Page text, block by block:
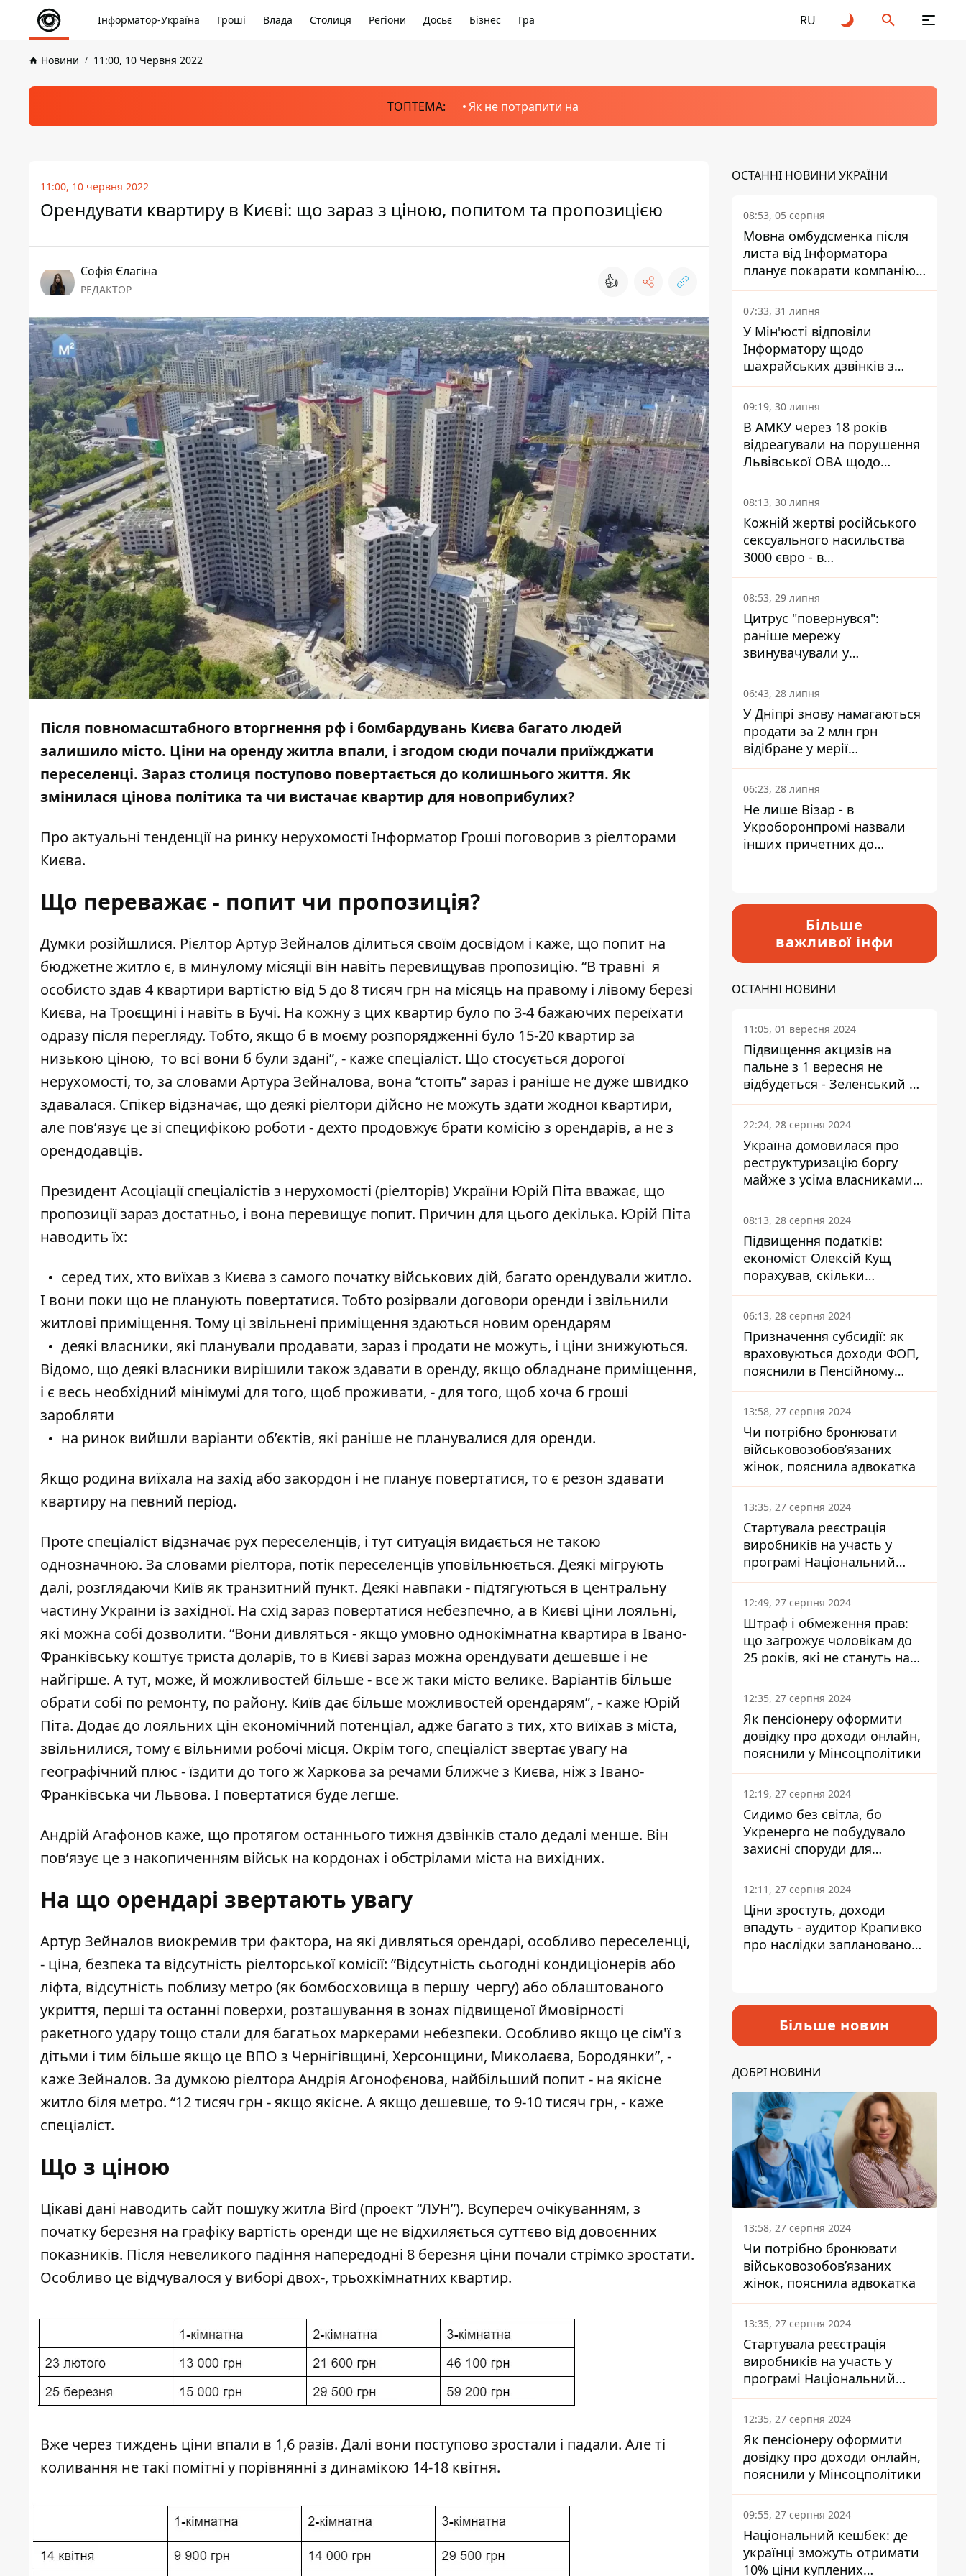
Інформатор-Україна Гроші Влада Столиця Регіони Досьє Бізнес Гра RU
Новини 11:00, 10 Червня 2022
ТОПТЕМА: Як не потрапити на
11:00, 10 червня 2022
Орендувати квартиру в Києві: що зараз з ціною, попитом та пропозицією
Софія Єлагіна
РЕДАКТОР 👍
Після повномасштабного вторгнення рф і бомбардувань Києва багато людей
залишило місто. Ціни на оренду житла впали, і згодом сюди почали приїжджати
переселенці. Зараз столиця поступово повертається до колишнього життя. Як
змінилася цінова політика та чи вистачає квартир для новоприбулих?
Про актуальні тенденції на ринку нерухомості Інформатор Гроші поговорив з ріелторами
Києва.
Що переважає - попит чи пропозиція?
Думки розійшлися. Рієлтор Артур Зейналов ділиться своїм досвідом і каже, що попит на
бюджетне житло є, в минулому місяціі він навіть перевищував пропозицію. “В травні я
особисто здав 4 квартири вартістю від 5 до 8 тисяч грн на місяць на правому і лівому березі
Києва, на Троєщині і навіть в Бучі. На кожну з цих квартир було по 3-4 бажаючих переїхати
одразу після перегляду. Тобто, якщо б в моєму розпорядженні було 15-20 квартир за
низькою ціною, то всі вони б були здані”, - каже спеціаліст. Що стосується дорогої
нерухомості, то, за словами Артура Зейналова, вона “стоїть” зараз і раніше не дуже швидко
здавалася. Спікер відзначає, що деякі ріелтори дійсно не можуть здати жодної квартири,
але пов’язує це зі специфікою роботи - дехто продовжує брати комісію з орендарів, а не з
орендодавців.
Президент Асоціації спеціалістів з нерухомості (ріелторів) України Юрій Піта вважає, що
пропозиції зараз достатньо, і вона перевищує попит. Причин для цього декілька. Юрій Піта
наводить їх:
серед тих, хто виїхав з Києва з самого початку військових дій, багато орендували житло.
І вони поки що не планують повертатися. Тобто розірвали договори оренди і звільнили
житлові приміщення. Тому ці звільнені приміщення здаються новим орендарям
деякі власники, які планували продавати, зараз і продати не можуть, і ціни знижуються.
Відомо, що деякі власники вирішили також здавати в оренду, якщо обладнане приміщення,
і є весь необхідний мінімумі для того, щоб проживати, - для того, щоб хоча б гроші
заробляти
на ринок вийшли варіанти об’єктів, які раніше не планувалися для оренди.
Якщо родина виїхала на захід або закордон і не планує повертатися, то є резон здавати
квартиру на певний період.
Проте спеціаліст відзначає рух переселенців, і тут ситуація видається не такою
однозначною. За словами ріелтора, потік переселенців уповільнюється. Деякі мігрують
далі, розглядаючи Київ як транзитний пункт. Деякі навпаки - підтягуються в центральну
частину України із західної. На схід зараз повертатися небезпечно, а в Києві ціни лояльні,
які можна собі дозволити. “Вони дивляться - якщо умовно однокімнатна квартира в Івано-
Франківську коштує триста доларів, то в Києві зараз можна орендувати дешевше і не
найгірше. А тут, може, й можливостей більше - все ж таки місто велике. Варіантів більше
обрати собі по ремонту, по району. Київ дає більше можливостей орендарям”, - каже Юрій
Піта. Додає до лояльних цін економічний потенціал, адже багато з тих, хто виїхав з міста,
звільнилися, тому є вільними робочі місця. Окрім того, спеціаліст звертає увагу на
географічний плюс - їздити до того ж Харкова за речами ближче з Києва, ніж з Івано-
Франківська чи Львова. І повертатися буде легше.
Андрій Агафонов каже, що протягом останнього тижня дзвінків стало дедалі менше. Він
пов’язує це з накопиченням військ на кордонах і обстрілами міста на вихідних.
На що орендарі звертають увагу
Артур Зейналов виокремив три фактора, на які дивляться орендарі, особливо переселенці,
- ціна, безпека та відсутність ріелторської комісії: ”Відсутність сьогодні кондиціонерів або
ліфта, відсутність поблизу метро (як бомбосховища в першу чергу) або облаштованого
укриття, перші та останні поверхи, розташування в зонах підвищеної ймовірності
ракетного удару тощо стали для багатьох маркерами небезпеки. Особливо якщо це сім'ї з
дітьми і тим більше якщо це ВПО з Чернігівщині, Херсонщини, Миколаєва, Бородянки”, -
каже Зейналов. За думкою ріелтора Андрія Агонофєнова, найбільший попит - на якісне
житло біля метро. “12 тисяч грн - якщо якісне. А якщо дешевше, то 9-10 тисяч грн, - каже
спеціаліст.
Що з ціною
Цікаві дані наводить сайт пошуку житла Bird (проект “ЛУН”). Всупереч очікуванням, з
початку березня на графіку вартість оренди ще не відхиляється суттєво від довоєнних
показників. Після невеликого падіння напередодні 8 березня ціни почали стрімко зростати.
Особливо це відчувалося у виборі двох-, трьохкімнатних квартир.
Вже через тиждень ціни впали в 1,6 разів. Далі вони поступово зростали і падали. Але ті
коливання не такі помітні у порівнянні з динамікою 14-18 квітня.
ОСТАННІ НОВИНИ УКРАЇНИ
08:53, 05 серпня
Мовна омбудсменка після
листа від Інформатора
планує покарати компанію-
підрядника ПриватБанку
07:33, 31 липня
У Мін'юсті відповіли
Інформатору щодо
шахрайських дзвінків з
камери Сумського СІЗО так,
що ніхто нічого не зрозумів
09:19, 30 липня
В АМКУ через 18 років
відреагували на порушення
Львівської ОВА щодо
харчування у закладах
освіти
08:13, 30 липня
Кожній жертві російського
сексуального насильства
3000 євро - в
Мінсоцполітики пояснили
Інформатору, звідки на це
гроші
08:53, 29 липня
Цитрус "повернувся":
раніше мережу
звинувачували у
контрабанді техніки та
ухиленні від сплати
податків
06:43, 28 липня
У Дніпрі знову намагаються
продати за 2 млн грн
відібране у мерії
приміщення Укрпошти
06:23, 28 липня
Не лише Візар - в
Укроборонпромі назвали
інших причетних до
Більше
важливої інфи
ОСТАННІ НОВИНИ
11:05, 01 вересня 2024
Підвищення акцизів на
пальне з 1 вересня не
відбудеться - Зеленський не
підписав закон
22:24, 28 серпня 2024
Україна домовилася про
реструктуризацію боргу
майже з усіма власниками
єврооблігацій: що це
означає для країни
08:13, 28 серпня 2024
Підвищення податків:
економіст Олексій Кущ
порахував, скільки
заплатить кожен українець
06:13, 28 серпня 2024
Призначення субсидії: як
враховуються доходи ФОП,
пояснили в Пенсійному
фонді
13:58, 27 серпня 2024
Чи потрібно бронювати
військовозобов’язаних
жінок, пояснила адвокатка
13:35, 27 серпня 2024
Стартувала реєстрація
виробників на участь у
програмі Національний
кешбек: як це зробити
через портал Дія
12:49, 27 серпня 2024
Штраф і обмеження прав:
що загрожує чоловікам до
25 років, які не стануть на
військовий облік
12:35, 27 серпня 2024
Як пенсіонеру оформити
довідку про доходи онлайн,
пояснили у Мінсоцполітики
12:19, 27 серпня 2024
Сидимо без світла, бо
Укренерго не побудувало
захисні споруди для
енергетики - нардеп
Кучеренко
12:11, 27 серпня 2024
Ціни зростуть, доходи
впадуть - аудитор Крапивко
про наслідки запланованого
Більше новин
ДОБРІ НОВИНИ
13:58, 27 серпня 2024
Чи потрібно бронювати
військовозобов’язаних
жінок, пояснила адвокатка
13:35, 27 серпня 2024
Стартувала реєстрація
виробників на участь у
програмі Національний
кешбек: як це зробити
через портал Дія
12:35, 27 серпня 2024
Як пенсіонеру оформити
довідку про доходи онлайн,
пояснили у Мінсоцполітики
09:55, 27 серпня 2024
Національний кешбек: де
українці зможуть отримати
10% ціни куплених